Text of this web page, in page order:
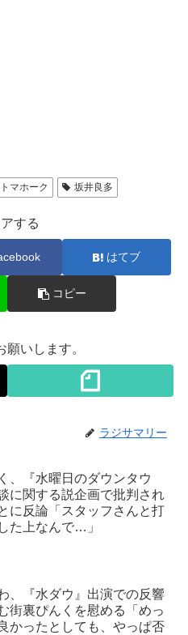
マホーク 坂井良多
する
はてブ
コピー
願いします。
ラジサマリー
、『水曜日のダウンタウ
に関する説企画で批判され
に反論「スタッフさんと打
た上なんで…」
、『水ダウ』出演での反響
街裏ぴんくを慰める「めっ
かったとしても、やっぱ否